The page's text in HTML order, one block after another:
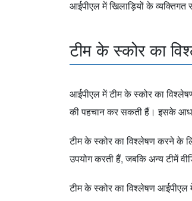
आईपीएल में खिलाड़ियों के व्यक्तिगत
टीम के स्कोर का
आईपीएल में टीम के स्कोर का
की पहचान कर सकती हैं। इसके
टीम के स्कोर का विश्लेषण करने के
उपयोग करती हैं, जबकि अन्य टीमें
टीम के स्कोर का विश्लेषण